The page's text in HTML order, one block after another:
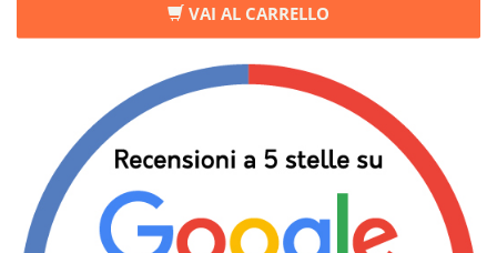
VAI AL CARRELLO